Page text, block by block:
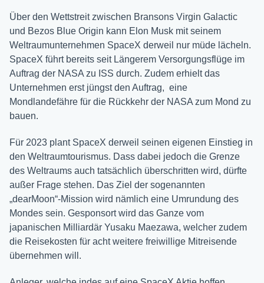
Über den Wettstreit zwischen Bransons Virgin Galactic
und Bezos Blue Origin kann Elon Musk mit seinem
Weltraumunternehmen SpaceX derweil nur müde lächeln.
SpaceX führt bereits seit Längerem Versorgungsflüge im
Auftrag der NASA zu ISS durch. Zudem erhielt das
Unternehmen erst jüngst den Auftrag, eine
Mondlandefähre für die Rückkehr der NASA zum Mond zu
bauen.
Für 2023 plant SpaceX derweil seinen eigenen Einstieg in
den Weltraumtourismus. Dass dabei jedoch die Grenze
des Weltraums auch tatsächlich überschritten wird, dürfte
außer Frage stehen. Das Ziel der sogenannten
„dearMoon“-Mission wird nämlich eine Umrundung des
Mondes sein. Gesponsort wird das Ganze vom
japanischen Milliardär Yusaku Maezawa, welcher zudem
die Reisekosten für acht weitere freiwillige Mitreisende
übernehmen will.